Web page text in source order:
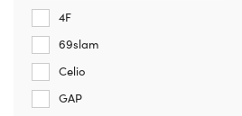
4F
69slam
Celio
GAP